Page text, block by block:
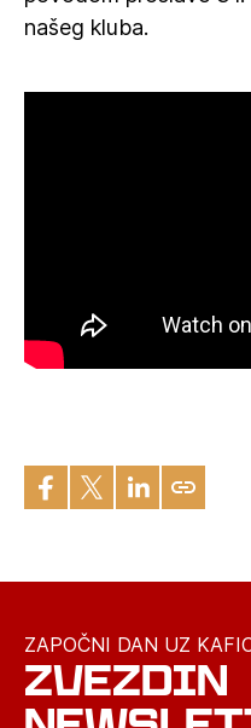
našeg kluba.
ZAPOČNI DAN UZ
ZVEZDIN